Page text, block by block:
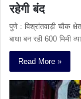
रहेगी बंद
पुणे : विश्रांतवाड़ी चौक
बाधा बन रही 600 मिमी
Read More »